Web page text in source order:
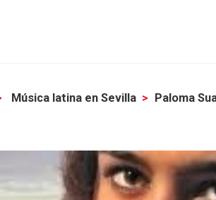
Música latina en Sevilla Paloma